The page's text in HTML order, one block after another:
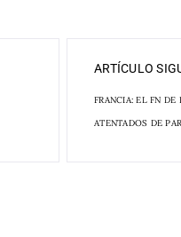
ARTÍCULO
FRANCIA: EL FN DE
ATENTADOS DE